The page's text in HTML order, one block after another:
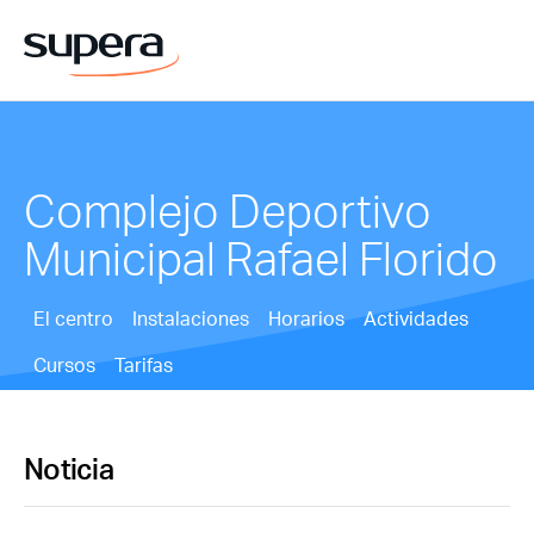
Complejo Deportivo
Municipal Rafael Florido
El centro Instalaciones Horarios
Actividades
Cursos
Tarifas
Noticia